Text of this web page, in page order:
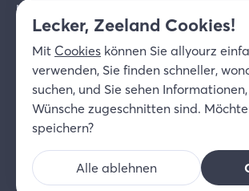
Unternehmer-Login
Über uns
© 2026 allyourz b.v.
Datenschutzrichtlinie
Lecker, Zeeland Cookies!
Mit Cookies können Sie allyourz
verwenden, Sie finden schneller,
suchen, und Sie sehen
Wünsche zugeschnitten sind.
speichern?
Alle ablehnen